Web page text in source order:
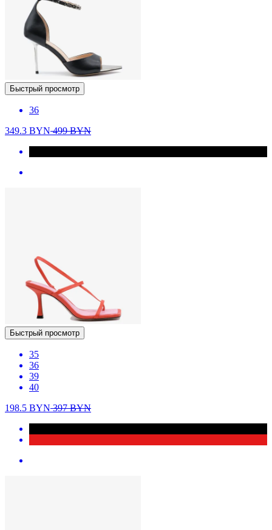
Быстрый просмотр
36
349.3 BYN499BYN
Быстрый просмотр
35
36
39
40
198.5 BYN397BYN